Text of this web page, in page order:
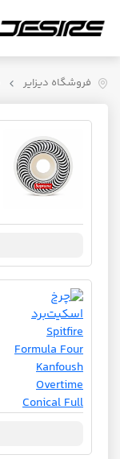
فروشگاه دیزایر